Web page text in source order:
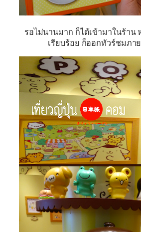
รอไม่นานมาก ก็ได้เข้ามาในร้าน
เรียบร้อย ก็ออกทัวร์ชมภา